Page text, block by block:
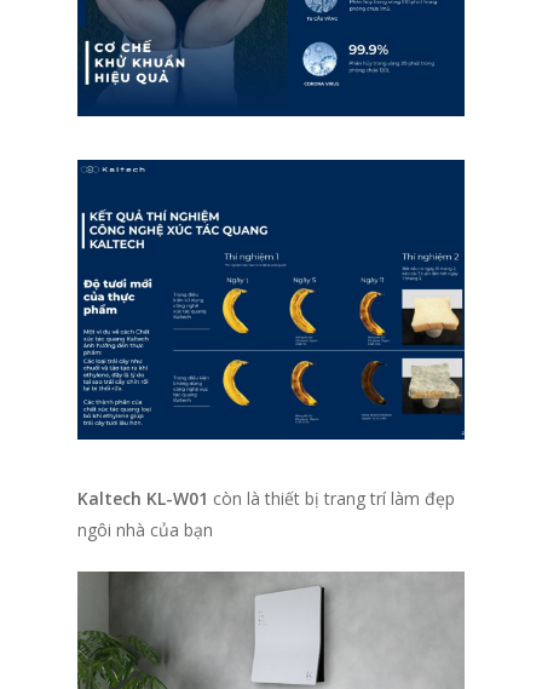
Kaltech KL-W01 còn là thiết bị trang trí làm đẹp
ngôi nhà của bạn